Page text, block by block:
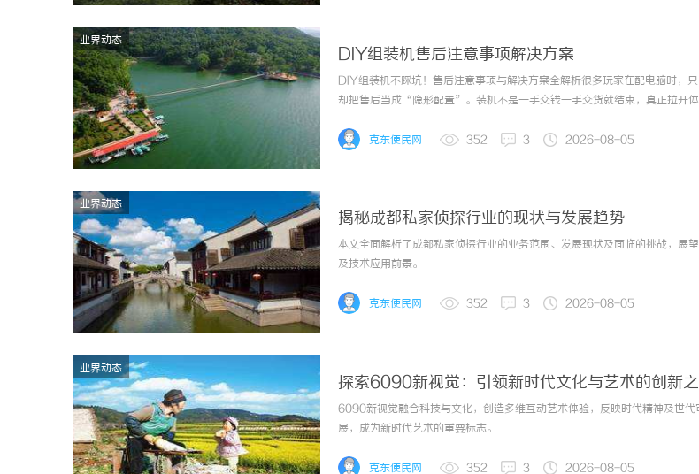
业界动态
DIY组装机售后注意事项解决方案
DIY组装机不踩坑！售后注意事项与解决方案全解析很多玩家在配电脑时，
却把售后当成“隐形配置”。装机不是一手交钱一手交货就结束，真正拉开
的“售后刺客”1.配件来源不明，质保形同虚设很多所谓“整机”里，CPU是
克东便民网 352 3 2026-08-05
业界动态
揭秘成都私家侦探行业的现状与发展趋势
本文全面解析了成都私家侦探行业的业务范围、发展现状及面临的挑战，展
及技术应用前景。
克东便民网 352 3 2026-08-05
业界动态
探索6090新视觉：引领新时代文化与艺术的创新
6090新视觉融合科技与文化，创造多维互动艺术体验，反映时代精神及世
展，成为新时代艺术的重要标志。
克东便民网 352 3 2026-08-05
业